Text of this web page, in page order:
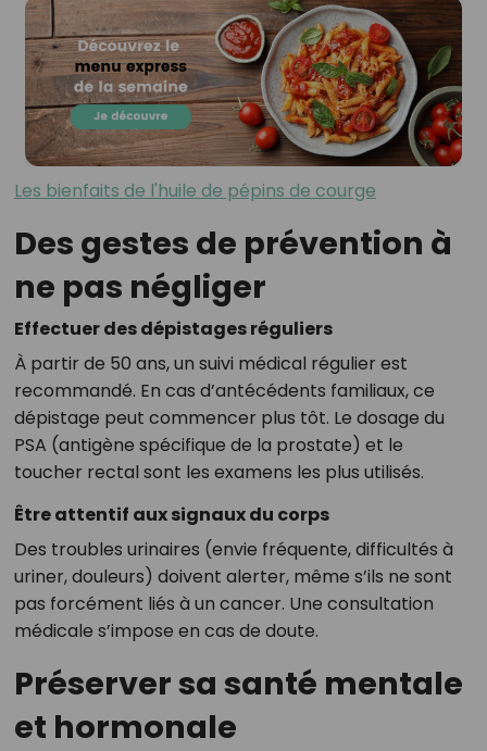
Les bienfaits de l'huile de pépins de courge
Des gestes de prévention à
ne pas négliger
Effectuer des dépistages réguliers
À partir de 50 ans, un suivi médical régulier est
recommandé. En cas d’antécédents familiaux, ce
dépistage peut commencer plus tôt. Le dosage du
PSA (antigène spécifique de la prostate) et le
toucher rectal sont les examens les plus utilisés.
Être attentif aux signaux du corps
Des troubles urinaires (envie fréquente, difficultés à
uriner, douleurs) doivent alerter, même s’ils ne sont
pas forcément liés à un cancer. Une consultation
médicale s’impose en cas de doute.
Préserver sa santé mentale
et hormonale